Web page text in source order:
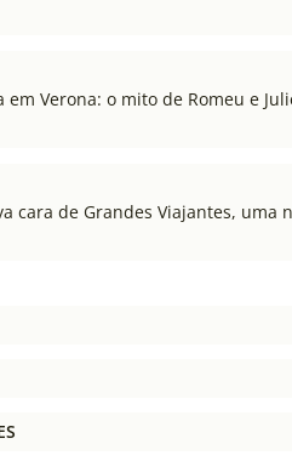
em Verona: o mito de Romeu e
cara de Grandes Viajantes, uma